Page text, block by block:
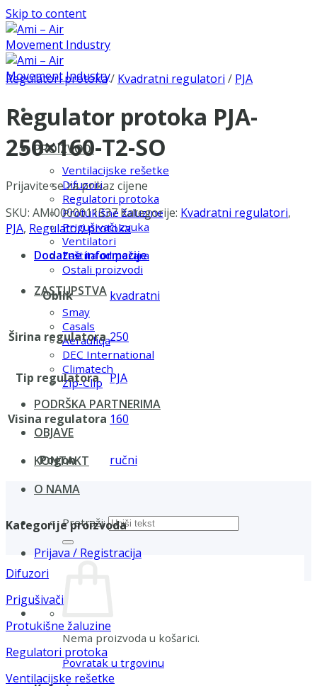
Skip to content
PROIZVODI
Ventilacijske rešetke
Difuzori
Regulatori protoka
Protukišne žaluzine
Prigušivači zvuka
Ventilatori
Zaštita od požara
Ostali proizvodi
ZASTUPSTVA
Smay
Casals
Aerauliqa
DEC International
Climatech
Zip-Clip
PODRŠKA PARTNERIMA
OBJAVE
KONTAKT
O NAMA
Pretraži:
Prijava / Registracija
Nema proizvoda u košarici.
Povratak u trgovinu
Regulatori protoka/ Kvadratni regulatori / PJA
Regulator protoka PJA-
250×160-T2-SO
Prijavite se za prikaz cijene
SKU: AMI0000011537 Kategorije: Kvadratni regulatori,
PJA, Regulatori protoka
Dodatne informacije
Oblik kvadratni
Širina regulatora 250
Tip regulatora PJA
Visina regulatora 160
Pogon ručni
Kategorije proizvoda
Difuzori
Prigušivači
Protukišne žaluzine
Regulatori protoka
Ventilacijske rešetke